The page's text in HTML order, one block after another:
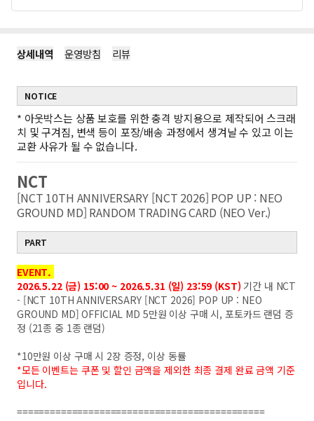
상세내역 운영방침 리뷰
NOTICE
* 아웃박스는 상품 보호를 위한 충격 방지용으로 제작되어 스크래
치 및 구겨짐, 변색 등이 포장/배송 과정에서 생겨날 수 있고 이는
교환 사유가 될 수 없습니다.
NCT
[NCT 10TH ANNIVERSARY [NCT 2026] POP UP : NEO
GROUND MD] RANDOM TRADING CARD (NEO Ver.)
PART
EVENT.
2026.5.22 (금) 15:00 ~ 2026.5.31 (일) 23:59 (KST) 기간 내 NCT
- [NCT 10TH ANNIVERSARY [NCT 2026] POP UP : NEO
GROUND MD] OFFICIAL MD 5만원 이상 구매 시, 포토카드 랜덤 증
정 (21종 중 1종 랜덤)
*10만원 이상 구매 시 2장 증정, 이상 동률
*모든 이벤트는 쿠폰 및 할인 금액을 제외한 최종 결제 완료 금액 기준
입니다.
=============================================